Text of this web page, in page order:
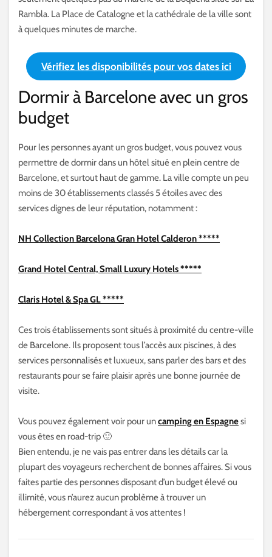
Rambla. La Place de Catalogne et la cathédrale de la ville sont
à quelques minutes de marche.
Vérifiez les disponibilités pour vos dates ici
Dormir à Barcelone avec un gros
budget
Pour les personnes ayant un gros budget, vous pouvez vous
permettre de dormir dans un hôtel situé en plein centre de
Barcelone, et surtout haut de gamme. La ville compte un peu
moins de 30 établissements classés 5 étoiles avec des
services dignes de leur réputation, notamment :
NH Collection Barcelona Gran Hotel Calderon *****
Grand Hotel Central, Small Luxury Hotels *****
Claris Hotel & Spa GL *****
Ces trois établissements sont situés à proximité du centre-ville
de Barcelone. Ils proposent tous l’accès aux piscines, à des
services personnalisés et luxueux, sans parler des bars et des
restaurants pour se faire plaisir après une bonne journée de
visite.
Vous pouvez également voir pour uncamping en Espagnesi
vous êtes en road-trip 🙂
Bien entendu, je ne vais pas entrer dans les détails car la
plupart des voyageurs recherchent de bonnes affaires. Si vous
faites partie des personnes disposant d’un budget élevé ou
illimité, vous n’aurez aucun problème à trouver un
hébergement correspondant à vos attentes !